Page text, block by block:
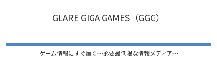
GLARE GIGA GAMES（GGG）
ゲーム情報にすぐ届く〜必要最低限な情報メディア〜